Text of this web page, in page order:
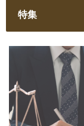
特集